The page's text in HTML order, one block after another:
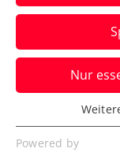
Lukas
Novak,
Nur
Essenziell
Essenzielle
Powered by